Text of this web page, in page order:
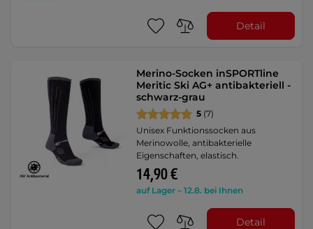
Detail
Merino-Socken inSPORTline
Meritic Ski AG+ antibakteriell -
schwarz-grau
5 (7)
Unisex Funktionssocken aus
Merinowolle, antibakterielle
Eigenschaften, elastisch.
14,90 €
auf Lager – 12.8. bei Ihnen
Detail